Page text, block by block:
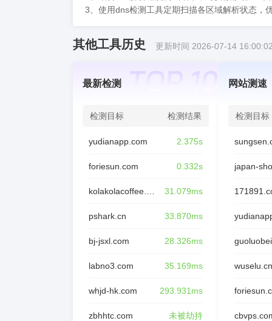
3、使用dns检测工具定期扫描各区域解析状态，
其他工具历史 更新时间 2026-07-14
最新检测
检测目标 检测结果
yudianapp.com 2.375s
foriesun.com 0.332s
31.079ms
pshark.cn 33.870ms
bj-jsxl.com 28.326ms
labno3.com 35.169ms
whjd-hk.com 293.931ms
zbhhtc.com 未被劫持
网站测速
检测目标
japan-
wuselu.cn